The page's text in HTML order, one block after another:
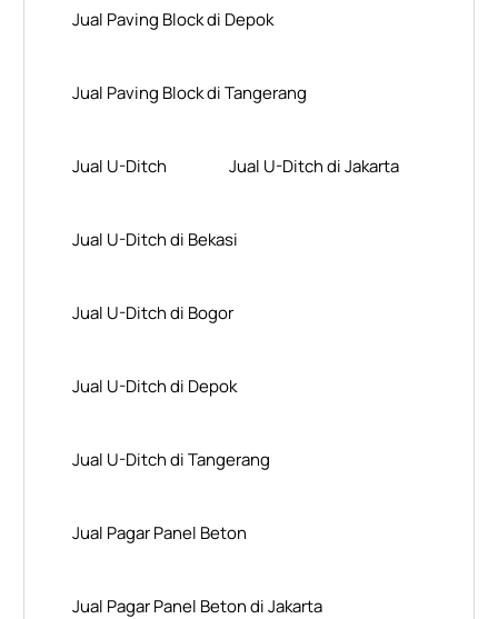
Jual Paving Block di Depok
Jual Paving Block di Tangerang
Jual U-Ditch Jual U-Ditch di Jakarta
Jual U-Ditch di Bekasi
Jual U-Ditch di Bogor
Jual U-Ditch di Depok
Jual U-Ditch di Tangerang
Jual Pagar Panel Beton
Jual Pagar Panel Beton di Jakarta